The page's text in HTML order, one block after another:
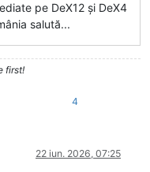
pe DeX12 și DeX4
salută...
first!
4
22 iun. 2026, 07:25